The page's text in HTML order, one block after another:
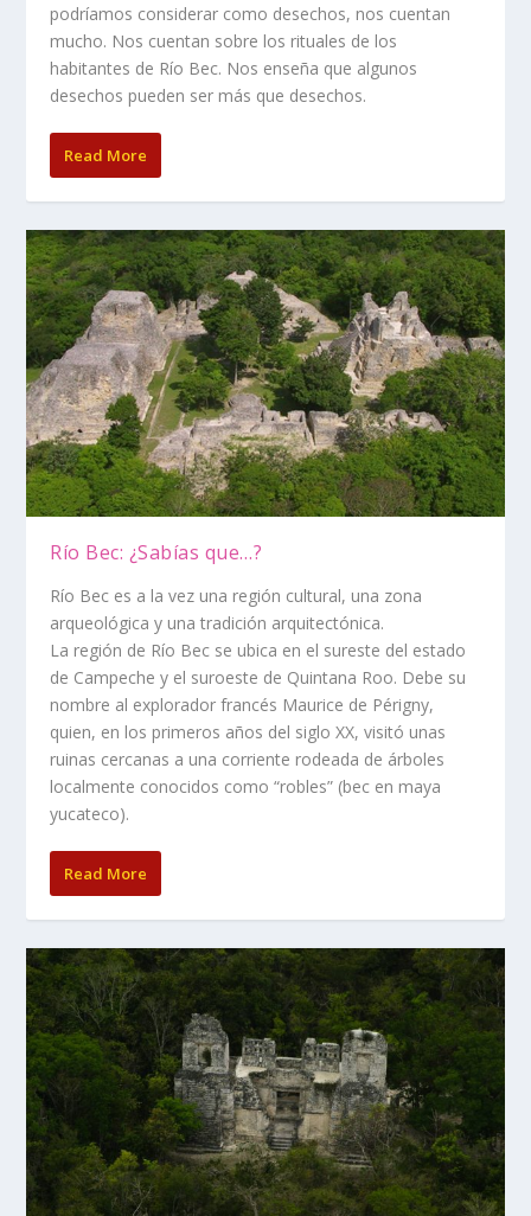
podríamos considerar como desechos, nos cuentan
mucho. Nos cuentan sobre los rituales de los
habitantes de Río Bec. Nos enseña que algunos
desechos pueden ser más que desechos.
Read More
Río Bec: ¿Sabías que…?
Río Bec es a la vez una región cultural, una zona
arqueológica y una tradición arquitectónica.
La región de Río Bec se ubica en el sureste del estado
de Campeche y el suroeste de Quintana Roo. Debe su
nombre al explorador francés Maurice de Périgny,
quien, en los primeros años del siglo XX, visitó unas
ruinas cercanas a una corriente rodeada de árboles
localmente conocidos como “robles” (bec en maya
yucateco).
Read More